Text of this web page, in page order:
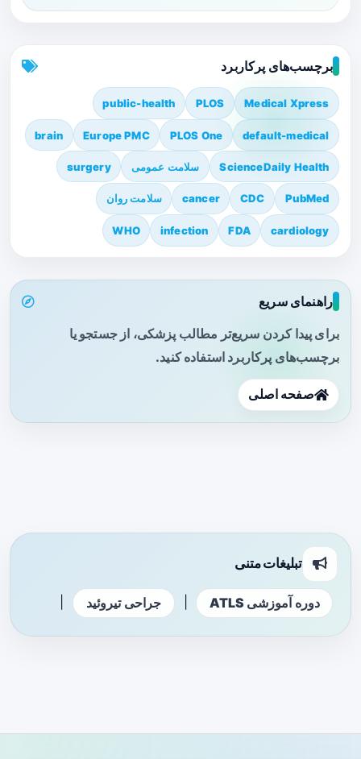
برچسب‌های پرکاربرد
Medical Xpress
PLOS
public-health
default-medical
PLOS One
Europe PMC
brain
ScienceDaily Health سلامت عمومی surgery
PubMed
CDC
cancer سلامت روان
cardiology
FDA
infection
WHO
راهنمای سریع
برای پیدا کردن سریع‌تر مطالب پزشکی، از جستجو یا
برچسب‌های پرکاربرد استفاده کنید.
صفحه اصلی
تبلیغات متنی
دوره آموزشی ATLS جراحی تیروئید